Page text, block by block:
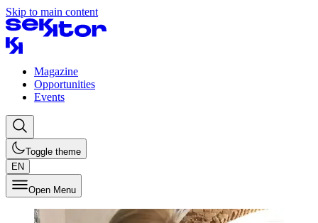
Skip to main content
Magazine
Opportunities
Events
Toggle theme
EN
Open Menu